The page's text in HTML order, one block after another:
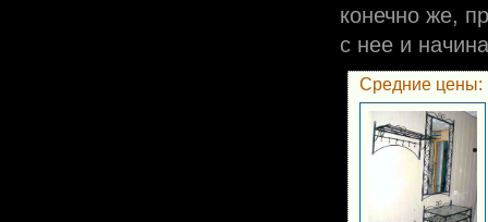
конечно же,
с нее и
Средние цены: